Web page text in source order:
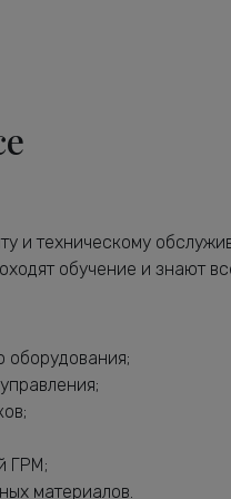
и техническому
обучение и знают
оборудования;
ГРМ;
материалов.